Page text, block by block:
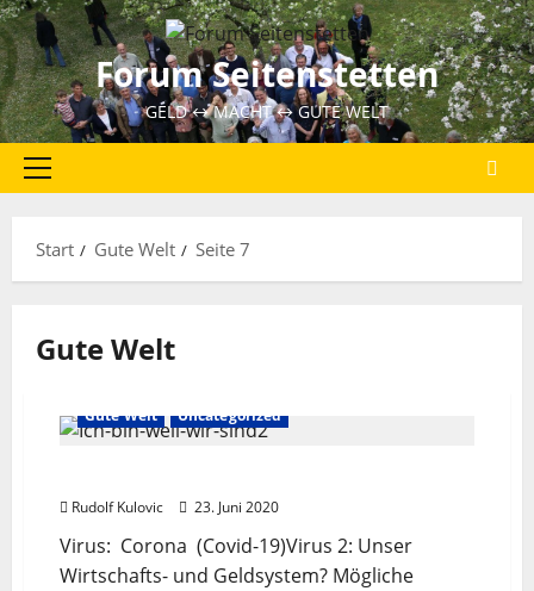
Zum
Inhalt
springen
Forum Seitenstetten
GELD ↔ MACHT ↔ GUTE WELT
Primäres
Start
Gute Welt Seite 7
Gute Welt
Gute Welt Uncategorized
Rudolf Kulovic 23. Juni 2020
Virus: Corona (Covid-19)Virus 2: Unser
Wirtschafts- und Geldsystem? Mögliche